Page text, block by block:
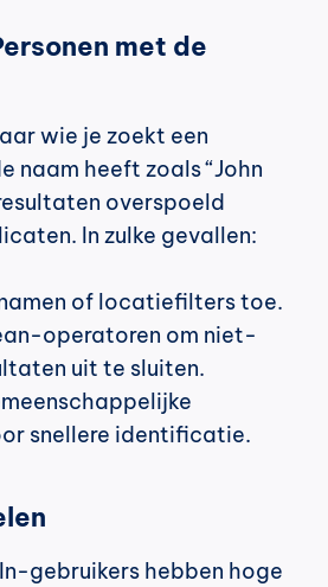
met de
wie je zoekt een
naam heeft zoals “John
overspoeld
In zulke gevallen:
of locatiefilters toe.
operatoren om niet-
uit te sluiten.
snellere identificatie.
gebruikers hebben hoge